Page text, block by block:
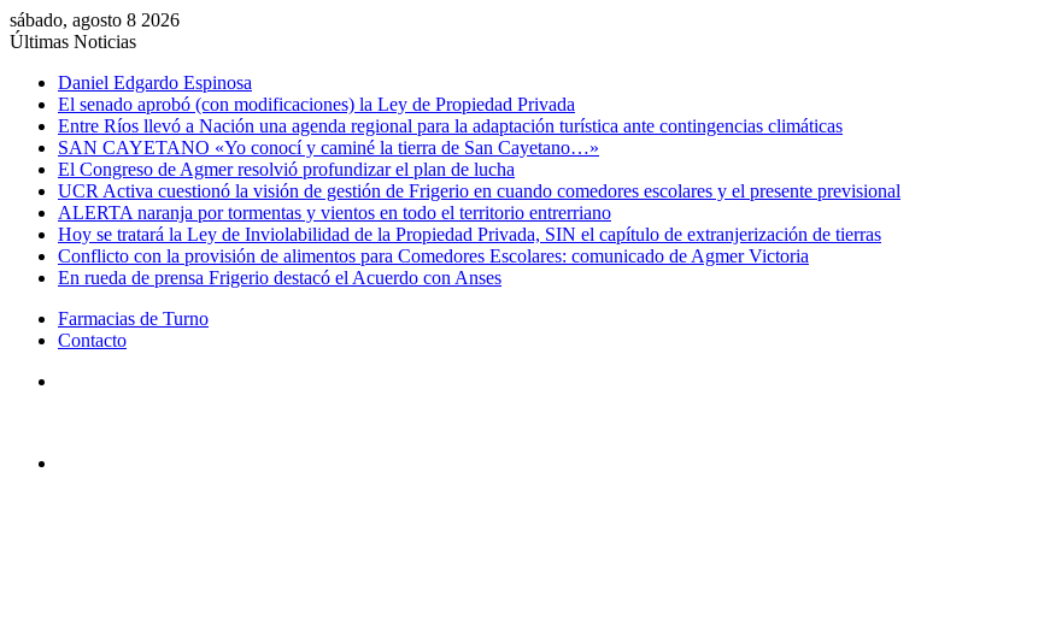
sábado, agosto 8 2026
Últimas Noticias
Daniel Edgardo Espinosa
El senado aprobó (con modificaciones) la Ley de Propiedad Privada
Entre Ríos llevó a Nación una agenda regional para la adaptación turística ante contingencias climáticas
SAN CAYETANO «Yo conocí y caminé la tierra de San Cayetano…»
El Congreso de Agmer resolvió profundizar el plan de lucha
UCR Activa cuestionó la visión de gestión de Frigerio en cuando comedores escolares y el presente previsional
ALERTA naranja por tormentas y vientos en todo el territorio entrerriano
Hoy se tratará la Ley de Inviolabilidad de la Propiedad Privada, SIN el capítulo de extranjerización de tierras
Conflicto con la provisión de alimentos para Comedores Escolares: comunicado de Agmer Victoria
En rueda de prensa Frigerio destacó el Acuerdo con Anses
Farmacias de Turno
Contacto